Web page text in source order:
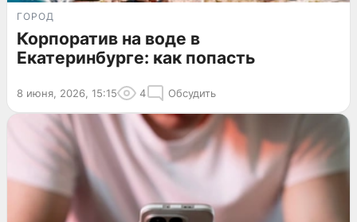
ГОРОД
Корпоратив на воде в
Екатеринбурге: как попасть
8 июня, 2026, 15:15 4 Обсудить